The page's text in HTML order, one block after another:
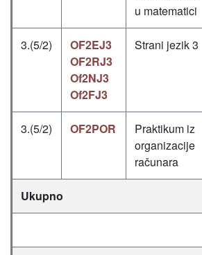
u matematici
3.(5/2)
OF2EJ3
OF2RJ3
Of2NJ3
Of2FJ3
Strani jezik 3
3.(5/2) OF2POR
Praktikum iz
organizacije
računara
Ukupno